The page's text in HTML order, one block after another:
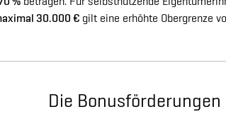
30.000 € gilt eine erhöhte Obergrenze
Die